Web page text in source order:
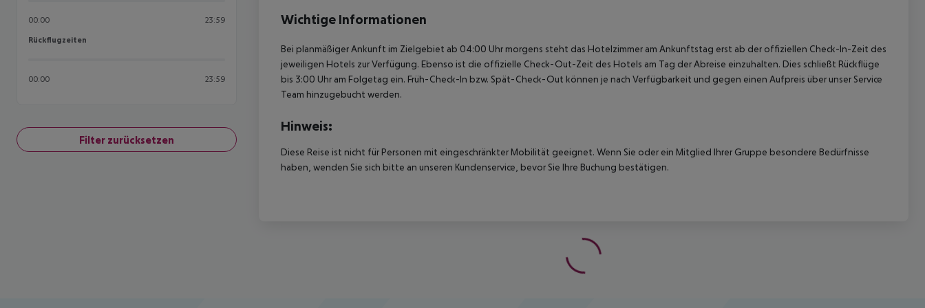
00:00 23:59
Rückflugzeiten
Rückflugzeiten
00:00 23:59
Filter zurücksetzen
Wichtige Informationen
Bei planmäßiger Ankunft im Zielgebiet ab 04:00 Uhr morgens steht das Hotelzimmer am Ankunftstag erst ab der offiziellen Check-In-Zeit des
jeweiligen Hotels zur Verfügung. Ebenso ist die offizielle Check-Out-Zeit des Hotels am Tag der Abreise einzuhalten. Dies schließt Rückflüge
bis 3:00 Uhr am Folgetag ein. Früh-Check-In bzw. Spät-Check-Out können je nach Verfügbarkeit und gegen einen Aufpreis über unser Service
Team hinzugebucht werden.
Hinweis:
Diese Reise ist nicht für Personen mit eingeschränkter Mobilität geeignet. Wenn Sie oder ein Mitglied Ihrer Gruppe besondere Bedürfnisse
haben, wenden Sie sich bitte an unseren Kundenservice, bevor Sie Ihre Buchung bestätigen.